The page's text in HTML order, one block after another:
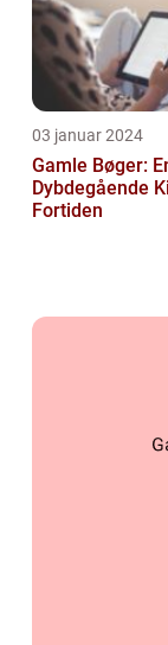
03 januar 2024
Gamle Bøger:
Dybdegående
Fortiden